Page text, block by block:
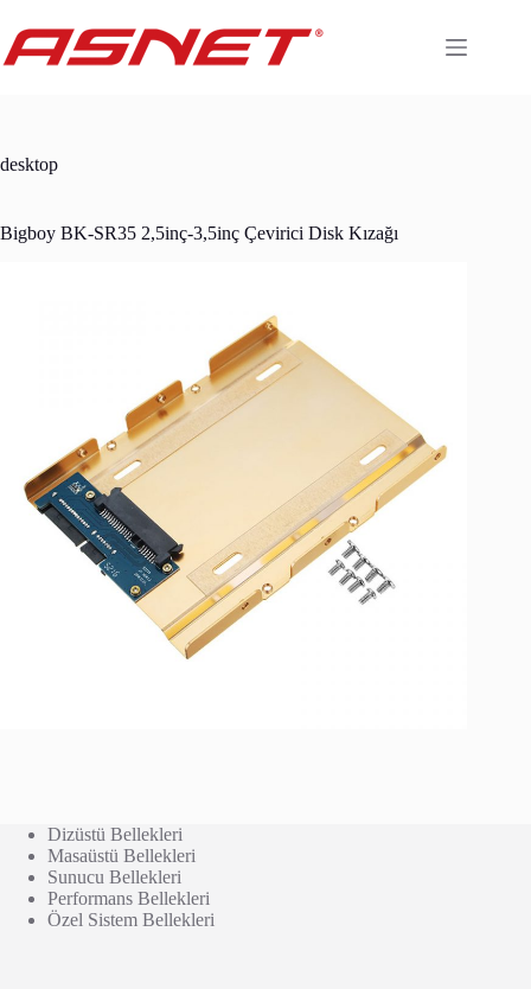
content
desktop
Bigboy BK-SR35 2,5inç-3,5inç Çevirici Disk Kızağı
Dizüstü Bellekleri
Masaüstü Bellekleri
Sunucu Bellekleri
Performans Bellekleri
Özel Sistem Bellekleri